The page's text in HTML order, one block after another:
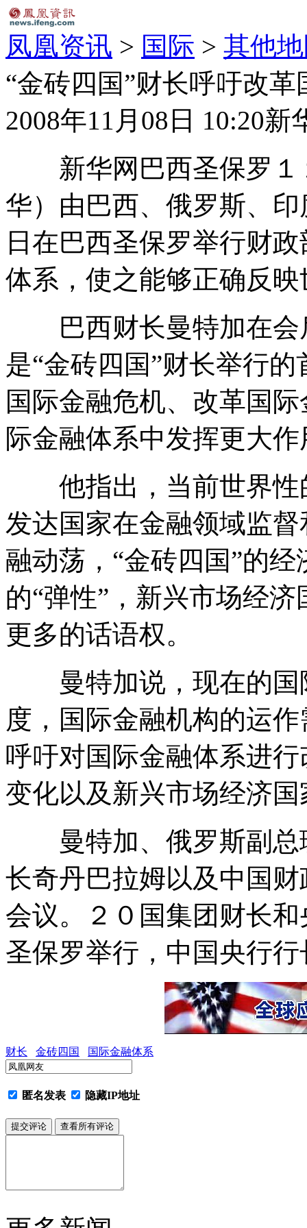
凤凰资讯 > 国际 > 其他
“金砖四国”财长呼吁改
2008年11月08日 10:20新
新华网巴西圣保罗１
华）由巴西、俄罗斯、
日在巴西圣保罗举行财
体系，使之能够正确反
巴西财长曼特加在会
是“金砖四国”财长举行
国际金融危机、改革国
际金融体系中发挥更大
他指出，当前世界性
发达国家在金融领域监
融动荡，“金砖四国”的
的“弹性”，新兴市场经
更多的话语权。
曼特加说，现在的国
度，国际金融机构的运
呼吁对国际金融体系进
变化以及新兴市场经济
曼特加、俄罗斯副总
长奇丹巴拉姆以及中国
会议。２０国集团财长
圣保罗举行，中国央行
财长 金砖四国 国际金融体系
匿名发表 隐藏IP地址